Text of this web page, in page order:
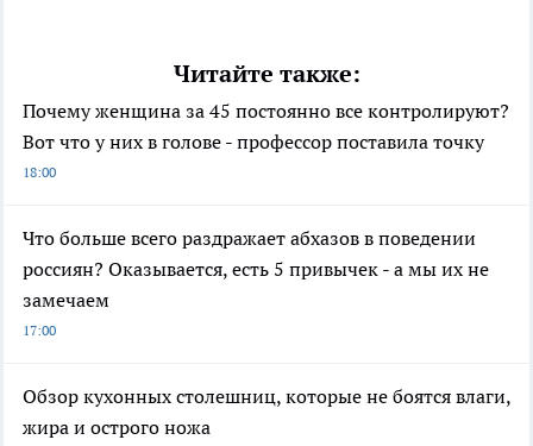
Читайте также:
Почему женщина за 45 постоянно все контролируют?
Вот что у них в голове - профессор поставила точку
18:00
Что больше всего раздражает абхазов в поведении
россиян? Оказывается, есть 5 привычек - а мы их не
замечаем
17:00
Обзор кухонных столешниц, которые не боятся влаги,
жира и острого ножа